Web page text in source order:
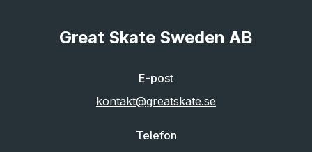
Great Skate Sweden AB
E-post
kontakt@greatskate.se
Telefon